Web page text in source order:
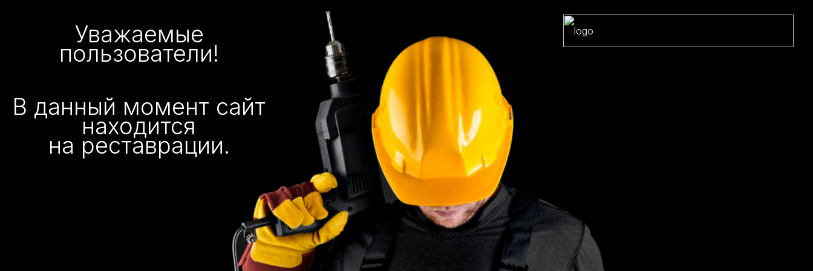
Уважаемые
пользователи!
В данный момент сайт
находится
на реставрации.